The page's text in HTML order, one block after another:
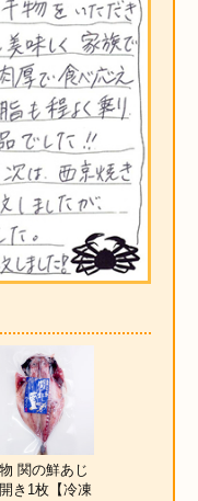
関の鮮あじ
き1枚【冷凍